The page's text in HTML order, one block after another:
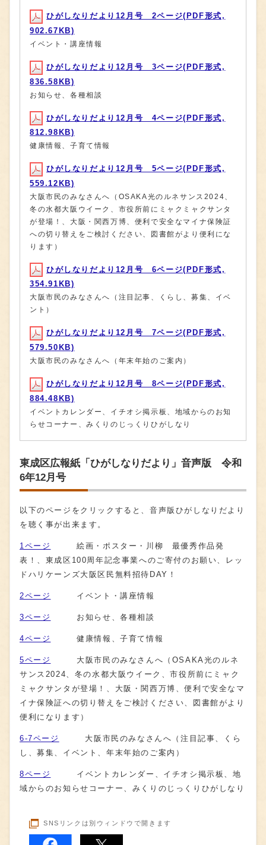
ひがしなりだより12月号 2ページ(PDF形式,
902.67KB)
イベント・講座情報
ひがしなりだより12月号 3ページ(PDF形式,
836.58KB)
お知らせ、各種相談
ひがしなりだより12月号 4ページ(PDF形式,
812.98KB)
健康情報、子育て情報
ひがしなりだより12月号 5ページ(PDF形式,
559.12KB)
大阪市民のみなさんへ（OSAKA光のルネサンス2024、
冬の水都大阪ウイーク、市役所前にミャクミャクサンタ
が登場！、大阪・関西万博、便利で安全なマイナ保険証
への切り替えをご検討ください、図書館がより便利にな
ります）
ひがしなりだより12月号 6ページ(PDF形式,
354.91KB)
大阪市民のみなさんへ（注目記事、くらし、募集、イベ
ント）
ひがしなりだより12月号 7ページ(PDF形式,
579.50KB)
大阪市民のみなさんへ（年末年始のご案内）
ひがしなりだより12月号 8ページ(PDF形式,
884.48KB)
イベントカレンダー、イチオシ掲示板、地域からのお知
らせコーナー、みくりのじっくりひがしなり
東成区広報紙「ひがしなりだより」音声版 令和
6年12月号
以下のページをクリックすると、音声版ひがしなりだより
を聴く事が出来ます。
1ページ
絵画・ポスター・川柳 最優秀作品発
表！、東成区100周年記念事業へのご寄付のお願い、レッ
ドハリケーンズ大阪区民無料招待DAY！
2ページ イベント・講座情報
3ページ お知らせ、各種相談
4ページ 健康情報、子育て情報
5ページ
大阪市民のみなさんへ（OSAKA光のルネ
サンス2024、冬の水都大阪ウイーク、市役所前にミャク
ミャクサンタが登場！、大阪・関西万博、便利で安全なマ
イナ保険証への切り替えをご検討ください、図書館がより
便利になります）
6-7ページ
大阪市民のみなさんへ（注目記事、くら
し、募集、イベント、年末年始のご案内）
8ページ
イベントカレンダー、イチオシ掲示板、地
域からのお知らせコーナー、みくりのじっくりひがしなり
SNSリンクは別ウィンドウで開きます